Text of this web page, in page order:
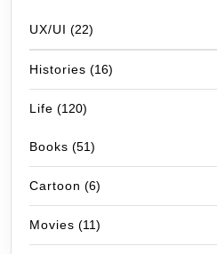
UX/UI (22)
Histories (16)
Life (120)
Books (51)
Cartoon (6)
Movies (11)